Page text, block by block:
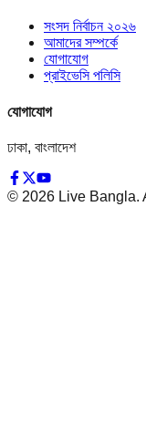
সংসদ নির্বাচন ২০২৬
আমাদের সম্পর্কে
যোগাযোগ
প্রাইভেসি পলিসি
যোগাযোগ
ঢাকা, বাংলাদেশ
© 2026 Live Bangla.